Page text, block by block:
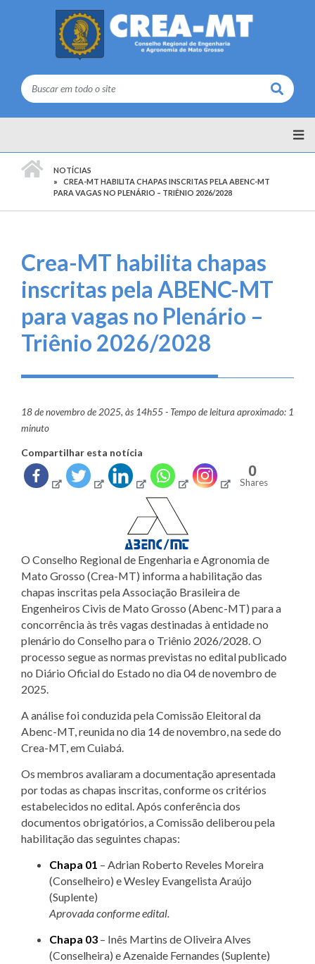
Buscar
NOTÍCIAS
CREA-MT HABILITA CHAPAS INSCRITAS PELA ABENC-MT
PARA VAGAS NO PLENÁRIO – TRIÊNIO 2026/2028
Crea-MT habilita chapas
inscritas pela ABENC-MT
para vagas no Plenário –
Triênio 2026/2028
18 de novembro de 2025, às 14h55 - Tempo de leitura aproximado: 1
minuto
Compartilhar esta notícia
0
Shares
O Conselho Regional de Engenharia e Agronomia de
Mato Grosso (Crea-MT) informa a habilitação das
chapas inscritas pela Associação Brasileira de
Engenheiros Civis de Mato Grosso (Abenc-MT) para a
concorrência às três vagas destinadas à entidade no
plenário do Conselho para o Triênio 2026/2028. O
processo segue as normas previstas no edital publicado
no Diário Oficial do Estado no dia 04 de novembro de
2025.
A análise foi conduzida pela Comissão Eleitoral da
Abenc-MT, reunida no dia 14 de novembro, na sede do
Crea-MT, em Cuiabá.
Os membros avaliaram a documentação apresentada
por todas as chapas inscritas, conforme os critérios
estabelecidos no edital. Após conferência dos
documentos obrigatórios, a Comissão deliberou pela
habilitação das seguintes chapas:
Chapa 01 – Adrian Roberto Reveles Moreira
(Conselheiro) e Wesley Evangelista Araújo
(Suplente)
Aprovada conforme edital.
Chapa 03 – Inês Martins de Oliveira Alves
(Conselheira) e Azenaide Fernandes (Suplente)